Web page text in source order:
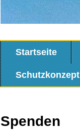
Startseite
Schutzkonzept
Spenden